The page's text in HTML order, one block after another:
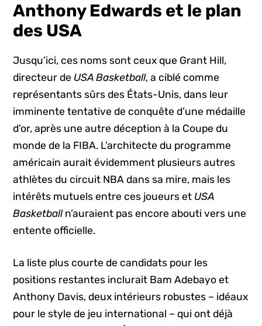
Anthony Edwards et le plan
des USA
Jusqu’ici, ces noms sont ceux que Grant Hill,
directeur de USA Basketball, a ciblé comme
représentants sûrs des États-Unis, dans leur
imminente tentative de conquête d’une médaille
d’or, après une autre déception à la Coupe du
monde de la FIBA. L’architecte du programme
américain aurait évidemment plusieurs autres
athlètes du circuit NBA dans sa mire, mais les
intérêts mutuels entre ces joueurs et USA
Basketballn’auraient pas encore abouti vers une
entente officielle.
La liste plus courte de candidats pour les
positions restantes inclurait Bam Adebayo et
Anthony Davis, deux intérieurs robustes – idéaux
pour le style de jeu international – qui ont déjà